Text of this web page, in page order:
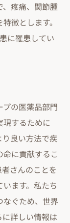
疼痛、関節腫
徴とします。
に罹患してい
の医薬品部門
現するために
良い方法で疾
に貢献するこ
さんのことを
ます。私たち
ぐため、世界
詳しい情報は